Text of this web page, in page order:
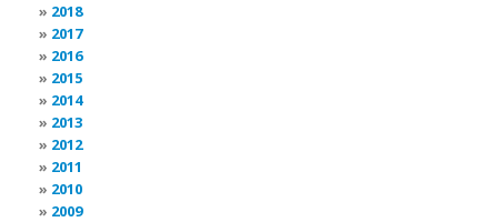
2018
2017
2016
2015
2014
2013
2012
2011
2010
2009